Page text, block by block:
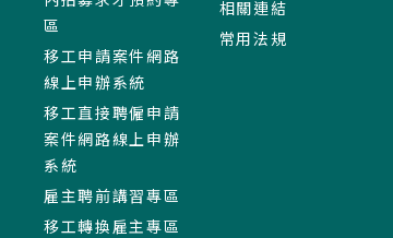
區
移工申請案件網路
線上申辦系統
移工直接聘僱申請
案件網路線上申辦
系統
雇主聘前講習專區
移工轉換雇主專區
相關連結
常用法規